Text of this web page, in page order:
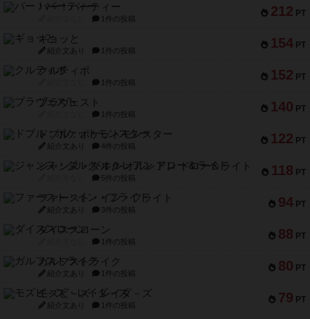
212 PT
バー！パーティー
1件の投稿
154 PT
ギョッと
紹介文あり 1件の投稿
152 PT
クルティボ
1件の投稿
140 PT
ブラヴェスト
1件の投稿
122 PT
ドブル：ポケットモンスター
紹介文あり 4件の投稿
118 PT
ジャンヌ・ダルク-オルレアン ドロー＆ライト
5件の投稿
94 PT
ファースト・イン・フライト
紹介文あり 3件の投稿
88 PT
ダイススローン
1件の投稿
80 PT
ガルフストライク
紹介文あり 1件の投稿
79 PT
モズビ－ズ・レイダ－ズ
紹介文あり 1件の投稿